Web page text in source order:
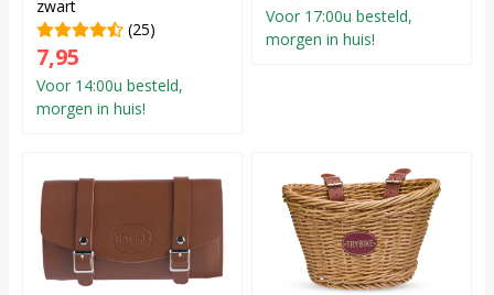
zwart
(25)
7,95
Voor 14:00u besteld,
morgen in huis!
Voor 17:00u besteld,
morgen in huis!